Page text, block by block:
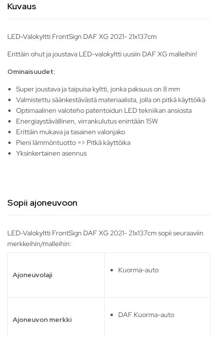
Kuvaus
LED-Valokyltti FrontSign DAF XG 2021- 21x137cm
Erittäin ohut ja joustava LED-valokyltti uusiin DAF XG malleihin!
Ominaisuudet:
Super joustava ja taipuisa kyltti, jonka paksuus on 8 mm
Valmistettu säänkestävästä materiaalista, jolla on pitkä käyttöikä
Optimaalinen valoteho patentoidun LED tekniikan ansiosta
Energiaystävällinen, virrankulutus enintään 15W
Erittäin mukava ja tasainen valonjako
Pieni lämmöntuotto => Pitkä käyttöika
Yksinkertainen asennus
Sopii ajoneuvoon
LED-Valokyltti FrontSign DAF XG 2021- 21x137cm sopii seuraaviin
merkkeihin/malleihin:
Ajoneuvolaji
Kuorma-auto
Ajoneuvon merkki
DAF Kuorma-auto